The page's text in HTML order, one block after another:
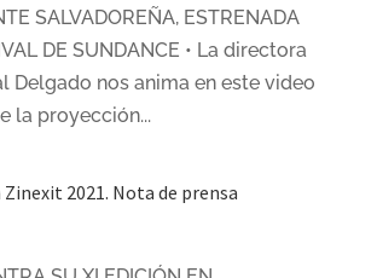
SALVADOREÑA, ESTRENADA
DE SUNDANCE • La directora
Delgado nos anima en este video
la proyección...
2021. Nota de prensa